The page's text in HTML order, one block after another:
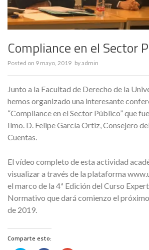
Compliance en el Sector
Posted on 9 mayo, 2019 byadmin
Junto a la Facultad de Derecho de la
hemos organizado una interesante
“Compliance en el Sector Público” que
Ilmo. D. Felipe García Ortiz, Consejero
Cuentas.
El vídeo completo de esta actividad
visualizar a través de la plataforma
el marco de la 4ª Edición del Curso
Normativo que dará comienzo el
de 2019.
Comparte esto: